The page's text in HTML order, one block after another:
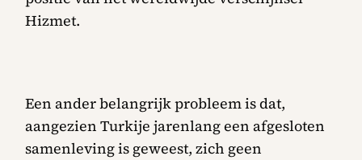
Hizmet.
Een ander belangrijk probleem is dat,
aangezien Turkije jarenlang een afgesloten
samenleving is geweest, zich geen